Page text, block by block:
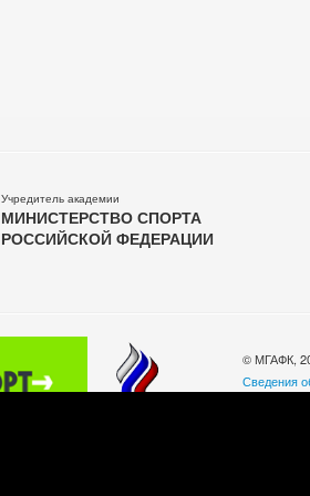
Учредитель академии
МИНИСТЕРСТВО СПОРТА
РОССИЙСКОЙ ФЕДЕРАЦИИ
© МГАФК,
Сведения
140032,
Часы